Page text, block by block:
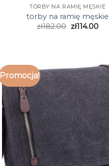
TORBY NA RAMIĘ MĘSKIE
torby na ramię męskie
zł182.00 zł114.00
Promocja!